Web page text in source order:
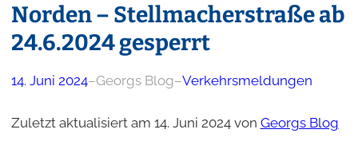
Norden – Stellmacherstraße ab
24.6.2024 gesperrt
14. Juni 2024–Georgs Blog–Verkehrsmeldungen
Zuletzt aktualisiert am 14. Juni 2024 von Georgs Blog